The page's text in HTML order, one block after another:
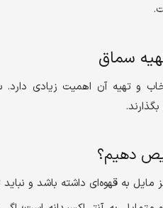
سماق
و تهیه آن اهمیت زیادی
دهیم؟
به قهوه‌ای داشته باشد و نباید